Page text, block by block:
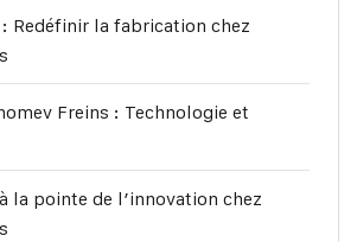
Redéfinir la fabrication chez
Freins : Technologie et
la pointe de l’innovation chez